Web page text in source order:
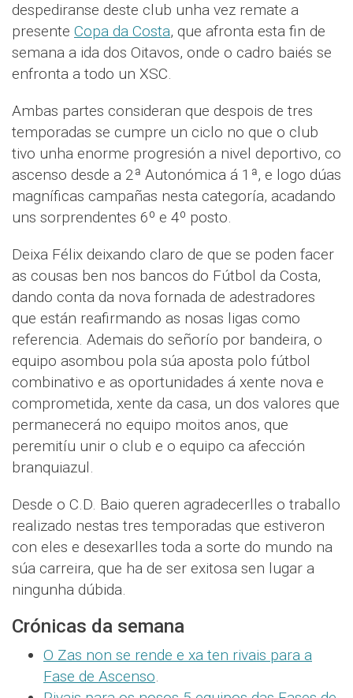
despediranse deste club unha vez remate a
presente Copa da Costa, que afronta esta fin de
semana a ida dos Oitavos, onde o cadro baiés se
enfronta a todo un XSC.
Ambas partes consideran que despois de tres
temporadas se cumpre un ciclo no que o club
tivo unha enorme progresión a nivel deportivo, co
ascenso desde a 2ª Autonómica á 1ª, e logo dúas
magníficas campañas nesta categoría, acadando
uns sorprendentes 6º e 4º posto.
Deixa Félix deixando claro de que se poden facer
as cousas ben nos bancos do Fútbol da Costa,
dando conta da nova fornada de adestradores
que están reafirmando as nosas ligas como
referencia. Ademais do señorío por bandeira, o
equipo asombou pola súa aposta polo fútbol
combinativo e as oportunidades á xente nova e
comprometida, xente da casa, un dos valores que
permanecerá no equipo moitos anos, que
peremitíu unir o club e o equipo ca afección
branquiazul.
Desde o C.D. Baio queren agradecerlles o traballo
realizado nestas tres temporadas que estiveron
con eles e desexarlles toda a sorte do mundo na
súa carreira, que ha de ser exitosa sen lugar a
ningunha dúbida.
Crónicas da semana
O Zas non se rende e xa ten rivais para a
Fase de Ascenso.